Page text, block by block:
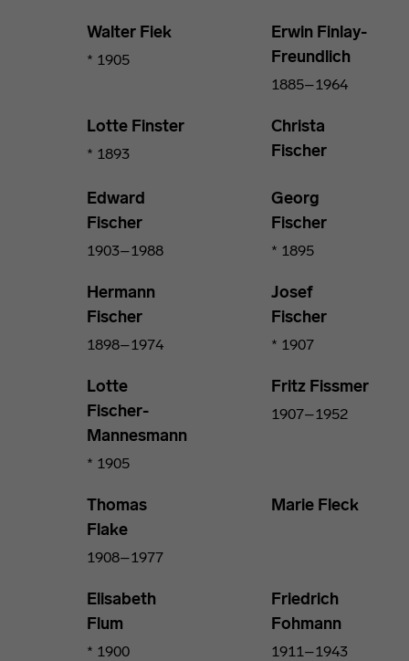
Walter Fiek
* 1905
Erwin Finlay-
Freundlich
1885–1964
Lotte Finster
* 1893
Christa
Fischer
Edward
Fischer
1903–1988
Georg
Fischer
* 1895
Hermann
Fischer
1898–1974
Josef
Fischer
* 1907
Lotte
Fischer-
Mannesmann
* 1905
Fritz Fissmer
1907–1952
Thomas
Flake
1908–1977
Marie Fleck
Elisabeth
Flum
* 1900
Friedrich
Fohmann
1911–1943